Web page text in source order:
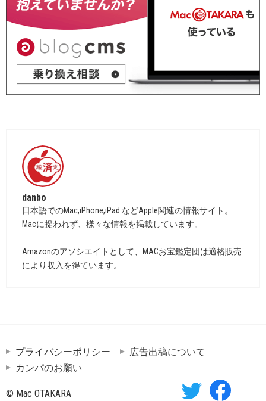
danbo
日本語でのMac,iPhone,iPad などApple関連の情報サイト。
Macに捉われず、様々な情報を掲載しています。
Amazonのアソシエイトとして、MACお宝鑑定団は適格販売
により収入を得ています。
プライバシーポリシー
広告出稿について
カンパのお願い
© Mac OTAKARA